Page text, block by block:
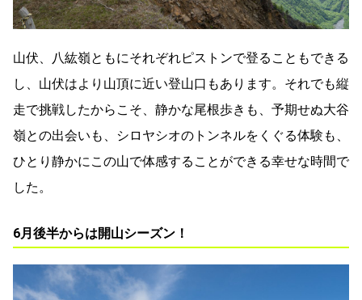
山伏、八紘嶺ともにそれぞれピストンで登ることもできる
し、山伏はより山頂に近い登山口もあります。それでも縦
走で挑戦したからこそ、静かな尾根歩きも、予期せぬ大谷
嶺との出会いも、シロヤシオのトンネルをくぐる体験も、
ひとり静かにこの山で体感することができる幸せな時間で
した。
6月後半からは開山シーズン！